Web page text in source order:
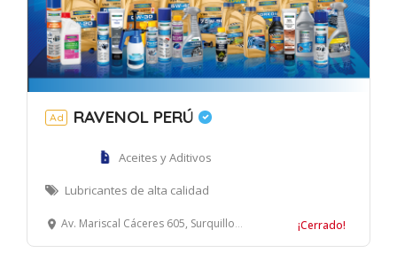
Ad RAVENOL PERÚ
Aceites y Aditivos
Lubricantes de alta calidad
Av. Mariscal Cáceres 605, Surquillo, Lima ¡Cerrado!